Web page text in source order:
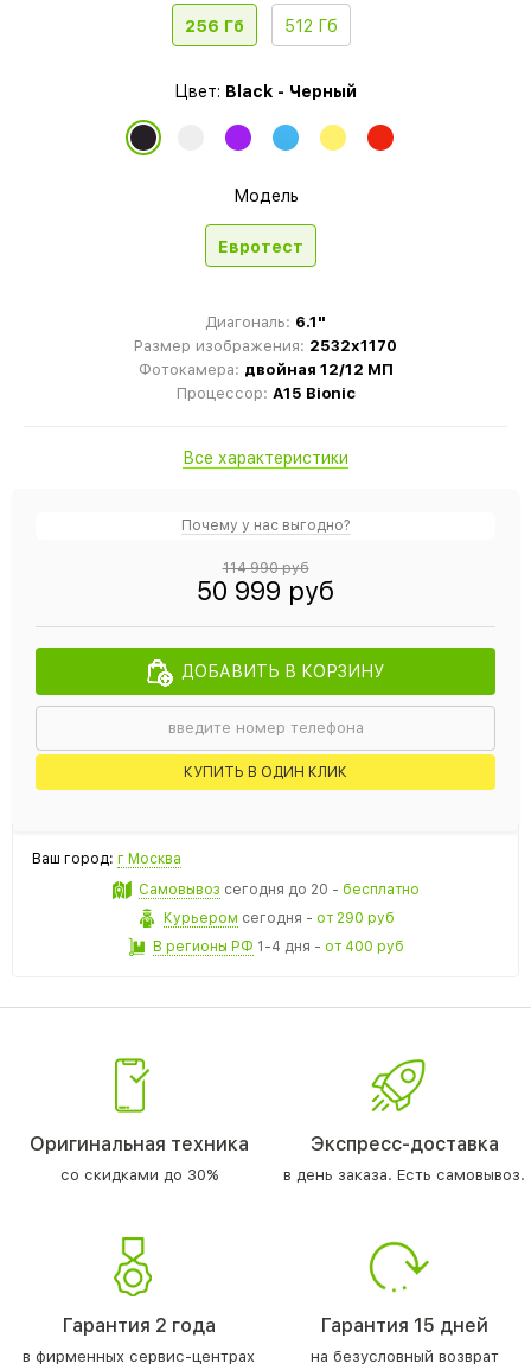
256 Гб 512 Гб
Цвет: Black - Черный
Модель
Евротест
Диагональ: 6.1"
Размер изображения: 2532x1170
Фотокамера: двойная 12/12 МП
Процессор: A15 Bionic
Все характеристики
Почему у нас выгодно?
114 990 руб
50 999 руб
ДОБАВИТЬ В КОРЗИНУ
КУПИТЬ В ОДИН КЛИК
Ваш город: г Москва
Самовывоз сегодня до 20 - бесплатно
Курьером сегодня - от 290 руб
В регионы РФ 1-4 дня - от 400 руб
Оригинальная техника
со скидками до 30%
Экспресс-доставка
в день заказа. Есть самовывоз.
Гарантия 2 года
в фирменных сервис-центрах
Гарантия 15 дней
на безусловный возврат